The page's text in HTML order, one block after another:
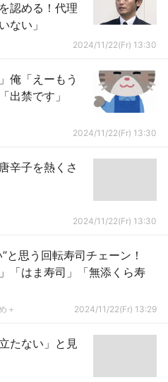
認める！代理
ない」
2024/11/22(Fr) 13:30
俺「えーもう
出禁です」
2024/11/22(Fr) 13:30
辛子を熱くさ
2024/11/22(Fr) 13:30
と思う回転寿司チェーン！
「はま寿司」「無添くら寿
＋ 2024/11/22(Fr) 13:29
たない」と見